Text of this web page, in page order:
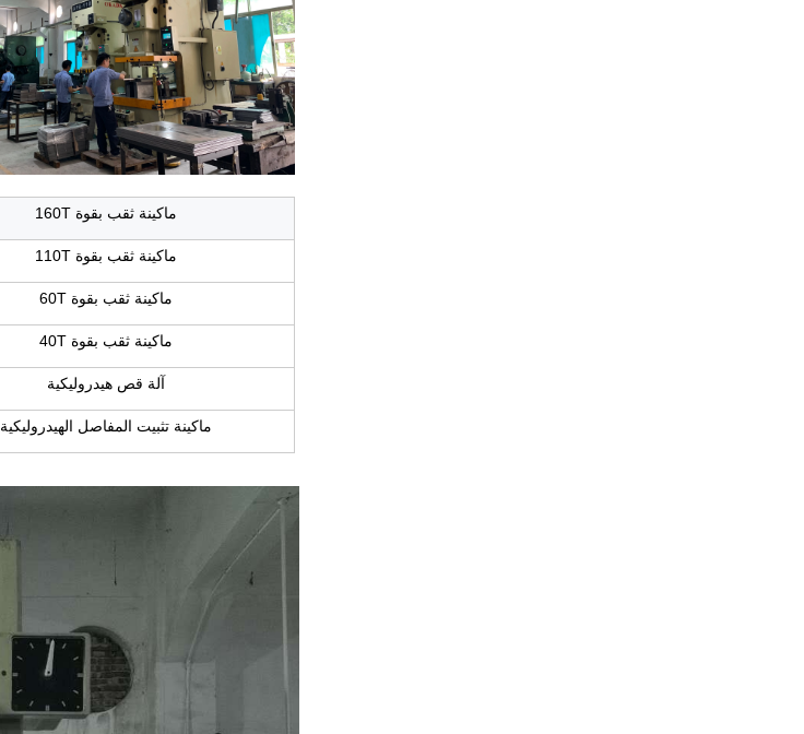
ماكينة ثقب بقوة 160T
ماكينة ثقب بقوة 110T
ماكينة ثقب بقوة 60T
ماكينة ثقب بقوة 40T
آلة قص هيدروليكية
ماكينة تثبيت المفاصل الهيدروليكية